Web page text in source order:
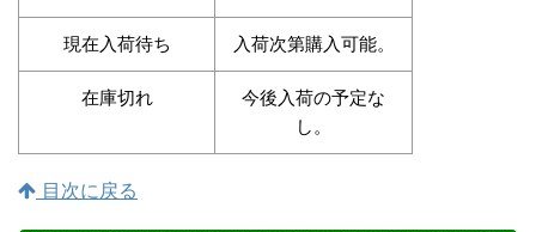
現在入荷待ち 入荷次第購入可能。
在庫切れ
今後入荷の予定な
し。
目次に戻る